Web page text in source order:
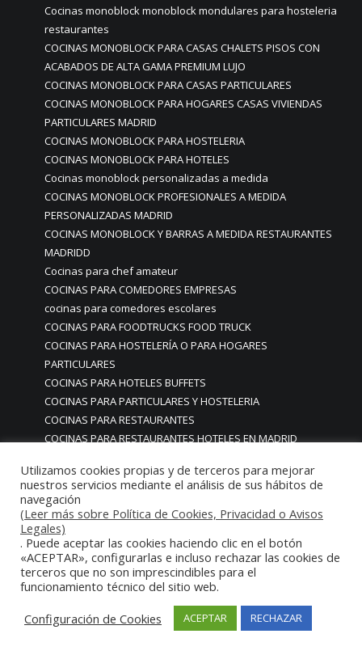
Cocinas monoblock monoblock mondulares para hosteleria
restaurantes
COCINAS MONOBLOCK PARA CASAS CHALETS PISOS CON
ACABADOS DE ALTA GAMA PREMIUM LUJO
COCINAS MONOBLOCK PARA CASAS PARTICULARES
COCINAS MONOBLOCK PARA HOGARES CASAS VIVIENDAS
PARTICULARES MADRID
COCINAS MONOBLOCK PARA HOSTELERIA
COCINAS MONOBLOCK PARA HOTELES
Cocinas monoblock personalizadas a medida
COCINAS MONOBLOCK PROFESIONALES A MEDIDA
PERSONALIZADAS MADRID
COCINAS MONOBLOCK Y BARRAS A MEDIDA RESTAURANTES
MADRIDD
Cocinas para chef amateur
COCINAS PARA COMEDORES EMPRESAS
cocinas para comedores escolares
COCINAS PARA FOODTRUCKS FOOD TRUCK
COCINAS PARA HOSTELERÍA O PARA HOGARES
PARTICULARES
COCINAS PARA HOTELES BUFFETS
COCINAS PARA PARTICULARES Y HOSTELERIA
COCINAS PARA RESTAURANTES
COCINAS PARA RESTAURANTES HOTELES EN MADRID
COCINAS PARA TERRAZAS EN MADRID ESPAÑA
COCINAS PREMIUM GAMA ALTA EN MADRID
COCINAS PREMIUM LUJO PARA RESTAURANTES
RESTAURACIÓN MADRID
COCINAS PREMIUM MADRID
COCINAS PREMIUM PROFESIONALES MADRID
COCINAS PROFESIONALES
COCINAS PROFESIONALES • MOBILIARIO • ENCIMERAS •
REVESTIMIENTOS • ESTRUCTURAS • ELEMENTOS
Utilizamos cookies propias y de terceros para mejorar
nuestros servicios mediante el análisis de sus hábitos de
navegación
(Leer más sobre Política de Cookies, Privacidad o Avisos
Legales)
. Puede aceptar las cookies haciendo clic en el botón
«ACEPTAR», configurarlas e incluso rechazar las cookies de
terceros que no son imprescindibles para el
funcionamiento técnico del sitio web.
Configuración de Cookies
ACEPTAR RECHAZAR